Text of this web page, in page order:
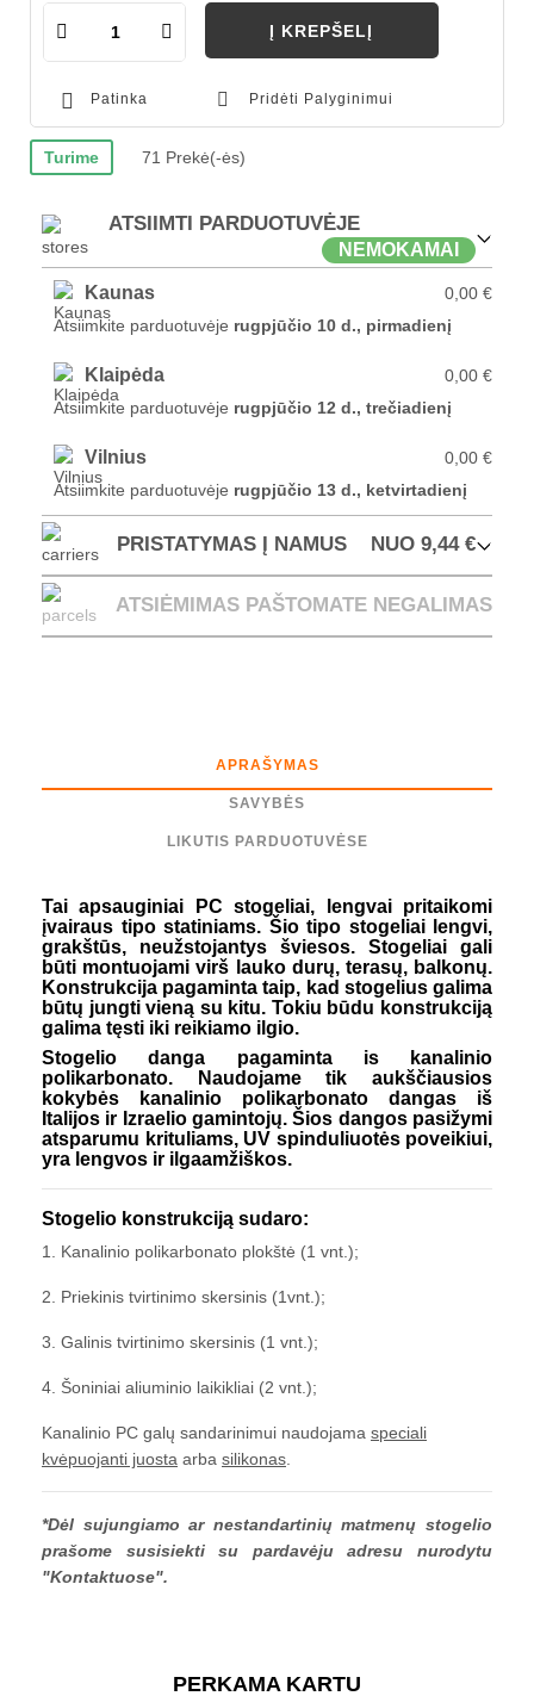
Į KREPŠELĮ
Patinka Pridėti Palyginimui
Turime 71 Prekė(-ės)
ATSIIMTI PARDUOTUVĖJE
NEMOKAMAI
Kaunas
0,00 €
Atsiimkite parduotuvėje rugpjūčio 10 d., pirmadienį
Klaipėda
0,00 €
Atsiimkite parduotuvėje rugpjūčio 12 d., trečiadienį
Vilnius
0,00 €
Atsiimkite parduotuvėje rugpjūčio 13 d., ketvirtadienį
PRISTATYMAS Į NAMUS NUO 9,44 €
ATSIĖMIMAS PAŠTOMATE NEGALIMAS
APRAŠYMAS
SAVYBĖS
LIKUTIS PARDUOTUVĖSE
Tai apsauginiai PC stogeliai, lengvai pritaikomi
įvairaus tipo statiniams. Šio tipo stogeliai lengvi,
grakštūs, neužstojantys šviesos. Stogeliai gali
būti montuojami virš lauko durų, terasų, balkonų.
Konstrukcija pagaminta taip, kad stogelius galima
būtų jungti vieną su kitu. Tokiu būdu konstrukciją
galima tęsti iki reikiamo ilgio.
Stogelio danga pagaminta is kanalinio
polikarbonato. Naudojame tik aukščiausios
kokybės kanalinio polikarbonato dangas iš
Italijos ir Izraelio gamintojų. Šios dangos pasižymi
atsparumu krituliams, UV spinduliuotės poveikiui,
yra lengvos ir ilgaamžiškos.
Stogelio konstrukciją sudaro:
1. Kanalinio polikarbonato plokštė (1 vnt.);
2. Priekinis tvirtinimo skersinis (1vnt.);
3. Galinis tvirtinimo skersinis (1 vnt.);
4. Šoniniai aliuminio laikikliai (2 vnt.);
Kanalinio PC galų sandarinimui naudojama speciali
kvėpuojanti juosta arba silikonas
*Dėl sujungiamo ar nestandartinių matmenų stogelio
prašome susisiekti su pardavėju adresu nurodytu
"Kontaktuose".
PERKAMA KARTU